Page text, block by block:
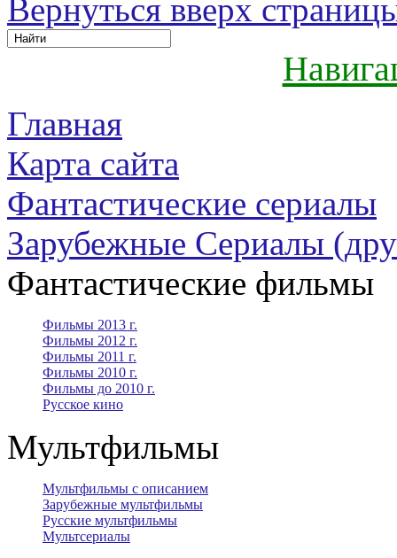
Вернуться вверх
Главная
Карта сайта
Фантастические сериалы
Зарубежные Сериалы
Фантастические фильмы
Фильмы 2013 г.
Фильмы 2012 г.
Фильмы 2011 г.
Фильмы 2010 г.
Фильмы до 2010 г.
Русское кино
Мультфильмы
Мультфильмы с описанием
Зарубежные мультфильмы
Русские мультфильмы
Мультсериалы